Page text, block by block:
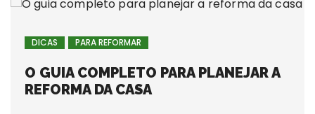
DICAS PARA REFORMAR
O GUIA COMPLETO PARA PLANEJAR A
REFORMA DA CASA